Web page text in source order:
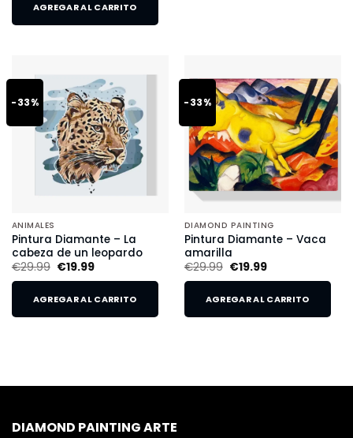
AGREGAR AL CARRITO
-33%
ANIMALES
Pintura Diamante – La
cabeza de un leopardo
€29.99 €19.99
AGREGAR AL CARRITO
-33%
DIAMOND PAINTING
Pintura Diamante – Vaca
amarilla
€29.99 €19.99
AGREGAR AL CARRITO
DIAMOND PAINTING ARTE